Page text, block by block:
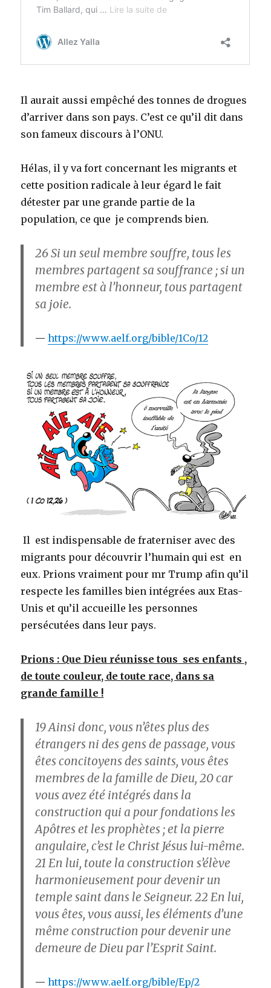
Il aurait aussi empêché des tonnes de drogues
d’arriver dans son pays. C’est ce qu’il dit dans
son fameux discours à l’ONU.
Hélas, il y va fort concernant les migrants et
cette position radicale à leur égard le fait
détester par une grande partie de la
population, ce que je comprends bien.
26Si un seul membre souffre, tous les
membres partagent sa souffrance ; si un
membre est à l’honneur, tous partagent
sa joie.
https://www.aelf.org/bible/1Co/12
Il est indispensable de fraterniser avec des
migrants pour découvrir l’humain qui est en
eux. Prions vraiment pour mr Trump afin qu’il
respecte les familles bien intégrées aux Etas-
Unis et qu’il accueille les personnes
persécutées dans leur pays.
Prions : Que Dieu réunisse tous ses enfants ,
de toute couleur, de toute race, dans sa
grande famille !
19Ainsi donc, vous n’êtes plus des
étrangers ni des gens de passage, vous
êtes concitoyens des saints, vous êtes
membres de la famille de Dieu,20car
vous avez été intégrés dans la
construction qui a pour fondations les
Apôtres et les prophètes ; et la pierre
angulaire, c’est le Christ Jésus lui-même.
21 En lui, toute la construction s’élève
harmonieusement pour devenir un
temple saint dans le Seigneur.22 En lui,
vous êtes, vous aussi, les éléments d’une
même construction pour devenir une
demeure de Dieu par l’Esprit Saint.
https://www.aelf.org/bible/Ep/2